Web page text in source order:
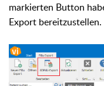
markierten Button
Export bereitzustellen.